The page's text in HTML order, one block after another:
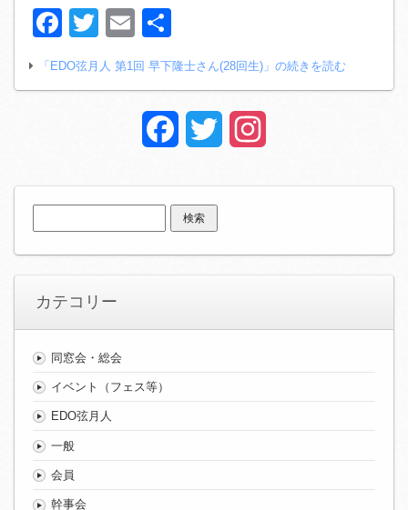
Facebook
Twitter
Email
有
「EDO弦月人 第1回 早下隆士さん(28回生)」の続きを読む
FacebookTwitter
索:
カテコリー
同窓会・総会
イベント（フェス等）
EDO弦月人
一般
会員
幹事会